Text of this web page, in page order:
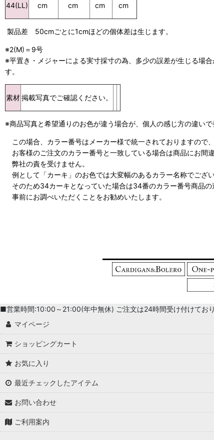
44(LL) cm cm cm cm
製品差 50cmごとに1cmほどの個体差は生じます。
※2(M)＝9号
※平置き・メジャーによる実寸採寸の為、多少の誤差が生じる場
す。
素材掲載写真でご確認ください。
※商品写真と希望通りのお色が違う場合が、個人の感じ方の違いで
この場合、カラー番号はメーカー様で統一されておりますので、
お客様のご注文のカラー番号と一致している場合は商品にお間違
弊社の責を受けません。
例として「カーキ」のお色では大変幅のあるカラー名称でござい
そのため34カーキとなっていた場合は34番のカラー番号商品の
事前にお調べいただくことをお勧めいたします。
■営業時間:10:00～21:00(年中無休) ご注文は24時間受け付けて
マイページ
ショッピングカート
お気に入り
最近チェックしたアイテム
お問い合わせ
ご利用案内